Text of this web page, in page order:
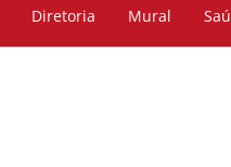
Diretoria Mural